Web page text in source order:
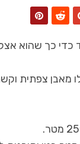
כדי כך שהוא
מאבן צפתית